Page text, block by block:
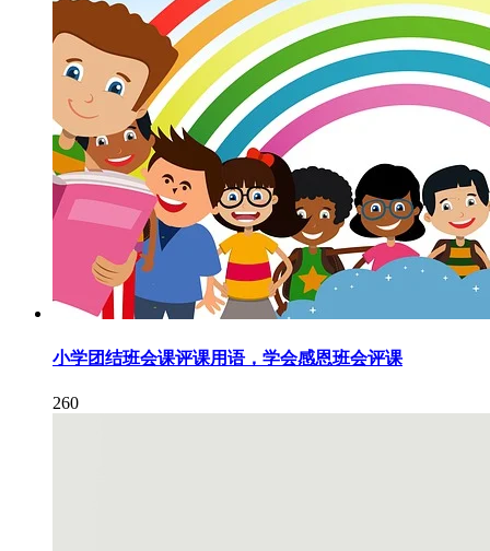
小学团结班会课评课用语，学会感恩班会评课
260